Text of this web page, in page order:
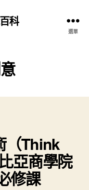
科
選單
（Think
亞商學院
修課